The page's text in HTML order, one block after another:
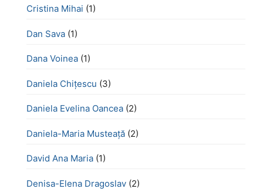
Cristina Mihai (1)
Dan Sava (1)
Dana Voinea (1)
Daniela Chițescu (3)
Daniela Evelina Oancea (2)
Daniela-Maria Musteață (2)
David Ana Maria (1)
Denisa-Elena Dragoslav (2)